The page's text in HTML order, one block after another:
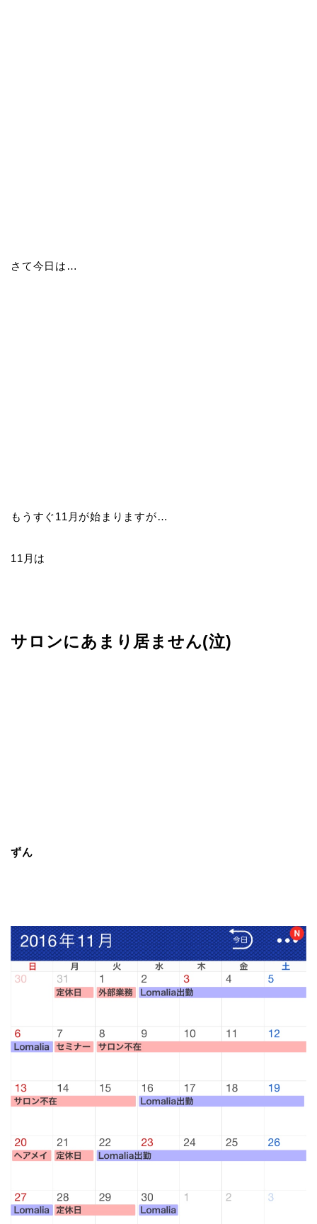
さて今日は…
もうすぐ11月が始まりますが…
11月は
サロンにあまり居ません(泣)
ずん